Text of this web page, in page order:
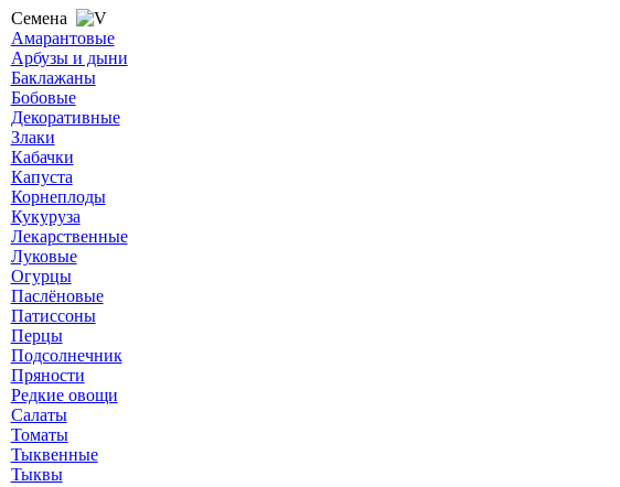
Семена
Амарантовые
Арбузы и дыни
Баклажаны
Бобовые
Декоративные
Злаки
Кабачки
Капуста
Корнеплоды
Кукуруза
Лекарственные
Луковые
Огурцы
Паслёновые
Патиссоны
Перцы
Подсолнечник
Пряности
Редкие овощи
Салаты
Томаты
Тыквенные
Тыквы